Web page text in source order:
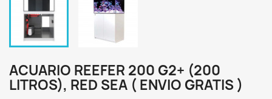
ACUARIO REEFER 200 G2+ (200
LITROS), RED SEA ( ENVIO GRATIS )